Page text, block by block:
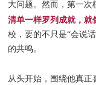
大问题。然而，第一
清单一样罗列成就，就
校，要的不只是“会说
的共鸣。
从头开始，围绕他真正